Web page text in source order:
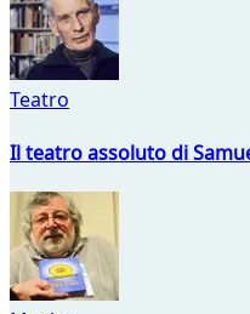
Teatro
Il teatro assoluto di